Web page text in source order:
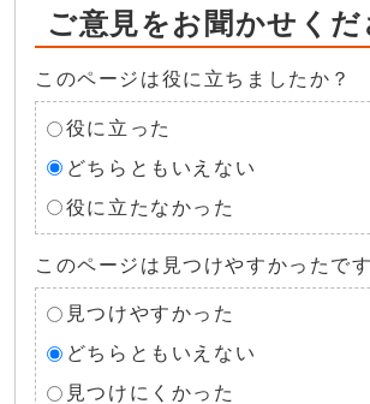
ご意見をお聞かせくだ
このページは役に立ちましたか？
役に立った
どちらともいえない
役に立たなかった
このページは見つけやすかったで
見つけやすかった
どちらともいえない
見つけにくかった